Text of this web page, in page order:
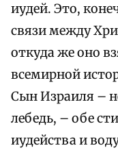
иудей. Это,
связи между
откуда же оно
всемирной
Сын Израиля –
лебедь, – обе
иудейства и